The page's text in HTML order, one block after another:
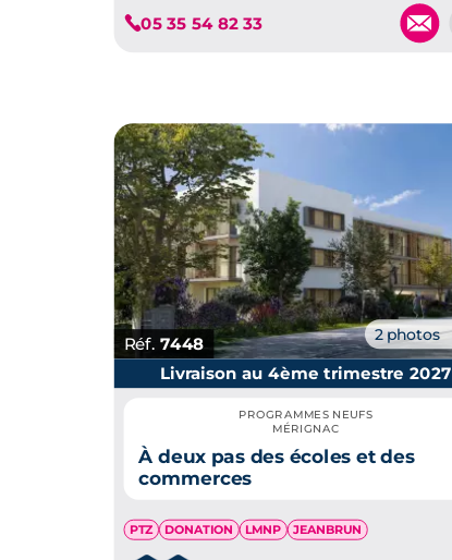
05 35 54 82 33
Réf. 7448 2 photos
Livraison au 4ème trimestre 2027
PROGRAMMES NEUFS
MÉRIGNAC
À deux pas des écoles et des
commerces
PTZ DONATION LMNP JEANBRUN